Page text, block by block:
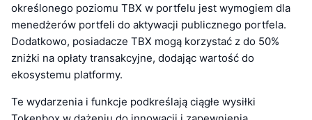
określonego poziomu TBX w portfelu jest wymogiem dla
menedżerów portfeli do aktywacji publicznego portfela.
Dodatkowo, posiadacze TBX mogą korzystać z do 50%
zniżki na opłaty transakcyjne, dodając wartość do
ekosystemu platformy.
Te wydarzenia i funkcje podkreślają ciągłe wysiłki